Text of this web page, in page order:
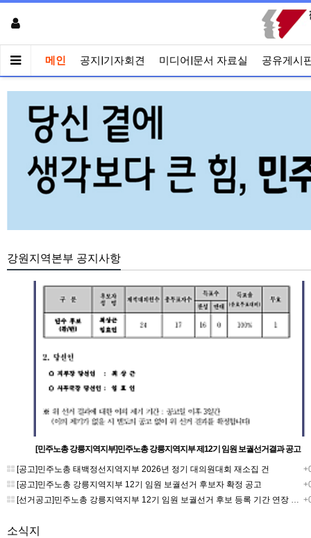
메인 공지|기자회견 미디어|문서 자료실 공유게시
강원지역본부 공지사항
[민주노총 강릉지역지부]민주노총 강릉지역지부 제12기 임원 보궐선거결과 공고
[공고]민주노총 태백정선지역지부 2026년 정기 대의원대회 재소집 건
[공고]민주노총 강릉지역지부 12기 임원 보궐선거 후보자 확정 공고
[선거공고]민주노총 강릉지역지부 12기 임원 보궐선거 후보 등록 기간 연장 공고
소식지